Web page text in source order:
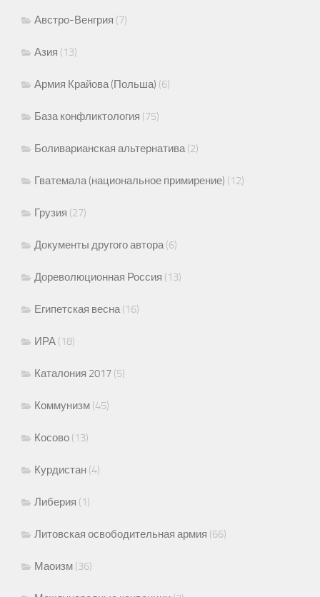
Австро-Венгрия (7)
Азия (13)
Армия Крайова (Польша) (6)
База конфликтология (75)
Боливарианская альтернатива(2)
Гватемала (национальное примирение) (12)
Грузия (27)
Документы другого автора(6)
Дореволюционная Россия (13)
Египетская весна(16)
ИРА (18)
Каталония 2017 (5)
Коммунизм (45)
Косово (13)
Курдистан (4)
Либерия (1)
Литовская освободительная армия (66)
Маоизм (36)